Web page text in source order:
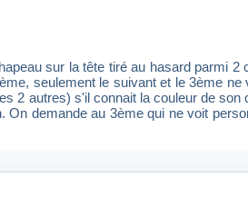
sur la tête tiré au hasard parmi 2
seulement le suivant et le 3ème
2 autres) s'il connait la couleur de
demande au 3ème qui ne voit